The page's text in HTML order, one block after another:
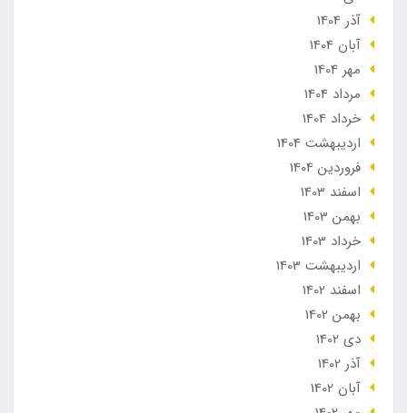
آذر 1404
آبان 1404
مهر 1404
مرداد 1404
خرداد 1404
ارديبهشت 1404
فروردین 1404
اسفند 1403
بهمن 1403
خرداد 1403
ارديبهشت 1403
اسفند 1402
بهمن 1402
دی 1402
آذر 1402
آبان 1402